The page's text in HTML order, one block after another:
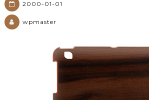
2000-01-01
wpmaster